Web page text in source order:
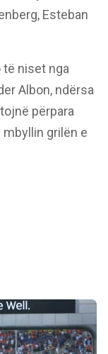
Esteban
të niset nga
Albon, ndërsa
përpara
mbyllin grilën e